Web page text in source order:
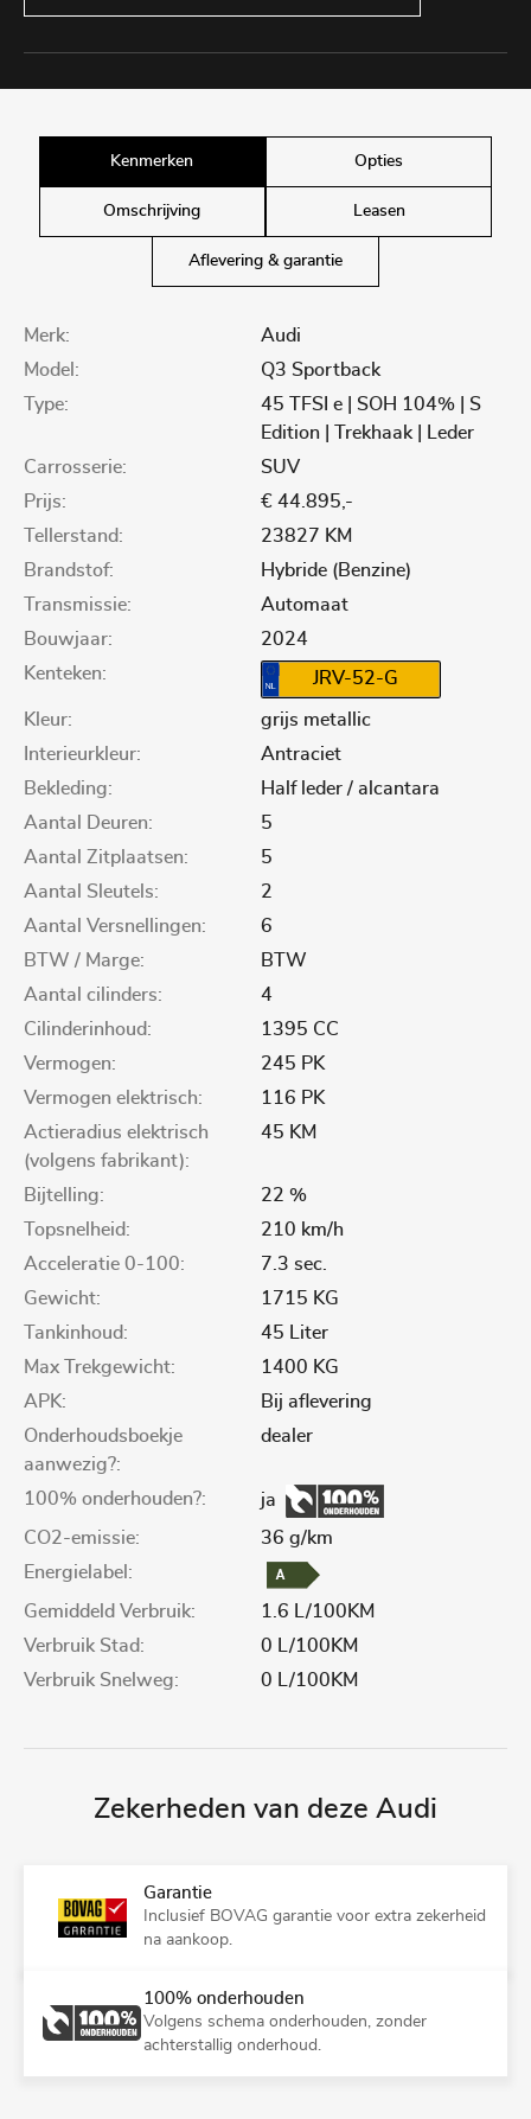
Kenmerken Opties
Omschrijving Leasen
Aflevering & garantie
Merk:
Audi
Model:
Q3 Sportback
Type:
45 TFSI e | SOH 104% | S
Edition | Trekhaak | Leder
Carrosserie:
SUV
Prijs:
€ 44.895,-
Tellerstand:
23827 KM
Brandstof:
Hybride (Benzine)
Transmissie:
Automaat
Bouwjaar:
2024
Kenteken:
JRV-52-G
Kleur:
grijs metallic
Interieurkleur:
Antraciet
Bekleding:
Half leder / alcantara
Aantal Deuren:
5
Aantal Zitplaatsen:
5
Aantal Sleutels:
2
Aantal Versnellingen:
6
BTW / Marge:
BTW
Aantal cilinders:
4
Cilinderinhoud:
1395 CC
Vermogen:
245 PK
Vermogen elektrisch:
116 PK
Actieradius elektrisch
(volgens fabrikant):
45 KM
Bijtelling:
22 %
Topsnelheid:
210 km/h
Acceleratie 0-100:
7.3 sec.
Gewicht:
1715 KG
Tankinhoud:
45 Liter
Max Trekgewicht:
1400 KG
APK:
Bij aflevering
Onderhoudsboekje
aanwezig?:
dealer
100% onderhouden?: ja
CO2-emissie:
36 g/km
Energielabel:
Gemiddeld Verbruik:
1.6 L/100KM
Verbruik Stad:
0 L/100KM
Verbruik Snelweg:
0 L/100KM
Zekerheden van deze Audi
Garantie
Inclusief BOVAG garantie voor extra zekerheid
na aankoop.
100% onderhouden
Volgens schema onderhouden, zonder
achterstallig onderhoud.